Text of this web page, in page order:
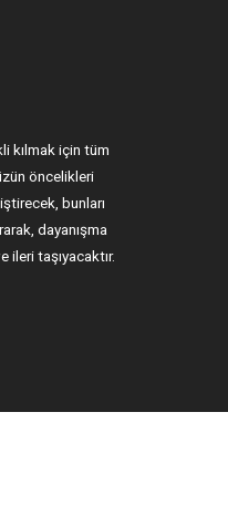
kılmak için tüm
öncelikleri
bunları
dayanışma
ileri taşıyacaktır.